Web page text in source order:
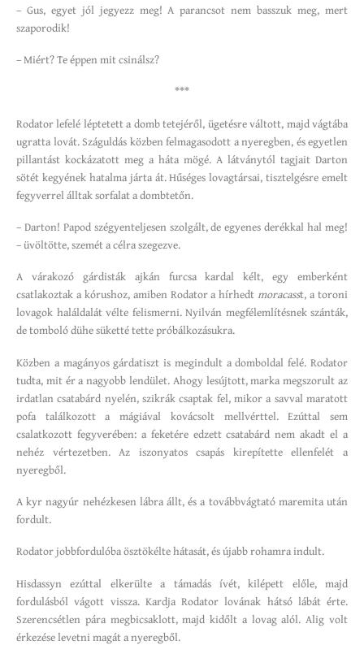
– Gus, egyet jól jegyezz meg! A parancsot nem basszuk meg, mert
szaporodik!
– Miért? Te éppen mit csinálsz?
***
Rodator lefelé léptetett a domb tetejéről, ügetésre váltott, majd vágtába
ugratta lovát. Száguldás közben felmagasodott a nyeregben, és egyetlen
pillantást kockázatott meg a háta mögé. A látványtól tagjait Darton
sötét kegyének hatalma járta át. Hűséges lovagtársai, tisztelgésre emelt
fegyverrel álltak sorfalat a dombtetőn.
– Darton! Papod szégyenteljesen szolgált, de egyenes derékkal hal meg!
– üvöltötte, szemét a célra szegezve.
A várakozó gárdisták ajkán furcsa kardal kélt, egy emberként
csatlakoztak a kórushoz, amiben Rodator a hírhedtmoracasst, a toroni
lovagok haláldalát vélte felismerni. Nyilván megfélemlítésnek szánták,
de tomboló dühe süketté tette próbálkozásukra.
Közben a magányos gárdatiszt is megindult a domboldal felé. Rodator
tudta, mit ér a nagyobb lendület. Ahogy lesújtott, marka megszorult az
irdatlan csatabárd nyelén, szikrák csaptak fel, mikor a savval maratott
pofa találkozott a mágiával kovácsolt mellvérttel. Ezúttal sem
csalatkozott fegyverében: a feketére edzett csatabárd nem akadt el a
nehéz vértezetben. Az iszonyatos csapás kirepítette ellenfelét a
nyeregből.
A kyr nagyúr nehézkesen lábra állt, és a továbbvágtató maremita után
fordult.
Rodator jobbfordulóba ösztökélte hátasát, és újabb rohamra indult.
Hisdassyn ezúttal elkerülte a támadás ívét, kilépett előle, majd
fordulásból vágott vissza. Kardja Rodator lovának hátsó lábát érte.
Szerencsétlen pára megbicsaklott, majd kidőlt a lovag alól. Alig volt
érkezése levetni magát a nyeregből.